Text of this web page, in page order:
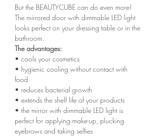
But the BEAUTYCUBE can do even more!
The mirrored door with dimmable LED light
looks perfect on your dressing table or in the
bathroom.
The advantages:
• cools your cosmetics
• hygienic cooling without contact with
food
• reduces bacterial growth
• extends the shelf life of your products
• the mirror with dimmable LED light is
perfect for applying make-up, plucking
eyebrows and taking selfies